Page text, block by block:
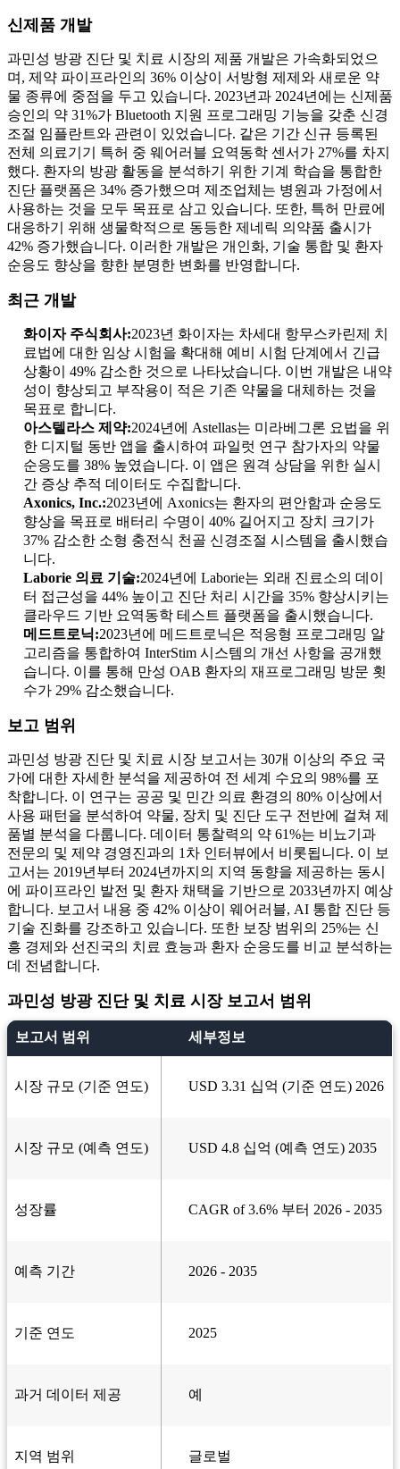
신제품 개발
과민성 방광 진단 및 치료 시장의 제품 개발은 가속화되었으
며, 제약 파이프라인의 36% 이상이 서방형 제제와 새로운 약
물 종류에 중점을 두고 있습니다. 2023년과 2024년에는 신제품
승인의 약 31%가 Bluetooth 지원 프로그래밍 기능을 갖춘 신경
조절 임플란트와 관련이 있었습니다. 같은 기간 신규 등록된
전체 의료기기 특허 중 웨어러블 요역동학 센서가 27%를 차지
했다. 환자의 방광 활동을 분석하기 위한 기계 학습을 통합한
진단 플랫폼은 34% 증가했으며 제조업체는 병원과 가정에서
사용하는 것을 모두 목표로 삼고 있습니다. 또한, 특허 만료에
대응하기 위해 생물학적으로 동등한 제네릭 의약품 출시가
42% 증가했습니다. 이러한 개발은 개인화, 기술 통합 및 환자
순응도 향상을 향한 분명한 변화를 반영합니다.
최근 개발
화이자 주식회사:2023년 화이자는 차세대 항무스카린제 치
료법에 대한 임상 시험을 확대해 예비 시험 단계에서 긴급
상황이 49% 감소한 것으로 나타났습니다. 이번 개발은 내약
성이 향상되고 부작용이 적은 기존 약물을 대체하는 것을
목표로 합니다.
아스텔라스 제약:2024년에 Astellas는 미라베그론 요법을 위
한 디지털 동반 앱을 출시하여 파일럿 연구 참가자의 약물
순응도를 38% 높였습니다. 이 앱은 원격 상담을 위한 실시
간 증상 추적 데이터도 수집합니다.
Axonics, Inc.:2023년에 Axonics는 환자의 편안함과 순응도
향상을 목표로 배터리 수명이 40% 길어지고 장치 크기가
37% 감소한 소형 충전식 천골 신경조절 시스템을 출시했습
니다.
Laborie 의료 기술:2024년에 Laborie는 외래 진료소의 데이
터 접근성을 44% 높이고 진단 처리 시간을 35% 향상시키는
클라우드 기반 요역동학 테스트 플랫폼을 출시했습니다.
메드트로닉:2023년에 메드트로닉은 적응형 프로그래밍 알
고리즘을 통합하여 InterStim 시스템의 개선 사항을 공개했
습니다. 이를 통해 만성 OAB 환자의 재프로그래밍 방문 횟
수가 29% 감소했습니다.
보고 범위
과민성 방광 진단 및 치료 시장 보고서는 30개 이상의 주요 국
가에 대한 자세한 분석을 제공하여 전 세계 수요의 98%를 포
착합니다. 이 연구는 공공 및 민간 의료 환경의 80% 이상에서
사용 패턴을 분석하여 약물, 장치 및 진단 도구 전반에 걸쳐 제
품별 분석을 다룹니다. 데이터 통찰력의 약 61%는 비뇨기과
전문의 및 제약 경영진과의 1차 인터뷰에서 비롯됩니다. 이 보
고서는 2019년부터 2024년까지의 지역 동향을 제공하는 동시
에 파이프라인 발전 및 환자 채택을 기반으로 2033년까지 예상
합니다. 보고서 내용 중 42% 이상이 웨어러블, AI 통합 진단 등
기술 진화를 강조하고 있습니다. 또한 보장 범위의 25%는 신
흥 경제와 선진국의 치료 효능과 환자 순응도를 비교 분석하는
데 전념합니다.
과민성 방광 진단 및 치료 시장 보고서 범위
보고서 범위 세부정보
시장 규모 (기준 연도) USD 3.31 십억 (기준 연도) 2026
시장 규모 (예측 연도) USD 4.8 십억 (예측 연도) 2035
성장률 CAGR of 3.6% 부터 2026 - 2035
예측 기간 2026 - 2035
기준 연도 2025
과거 데이터 제공 예
지역 범위 글로벌